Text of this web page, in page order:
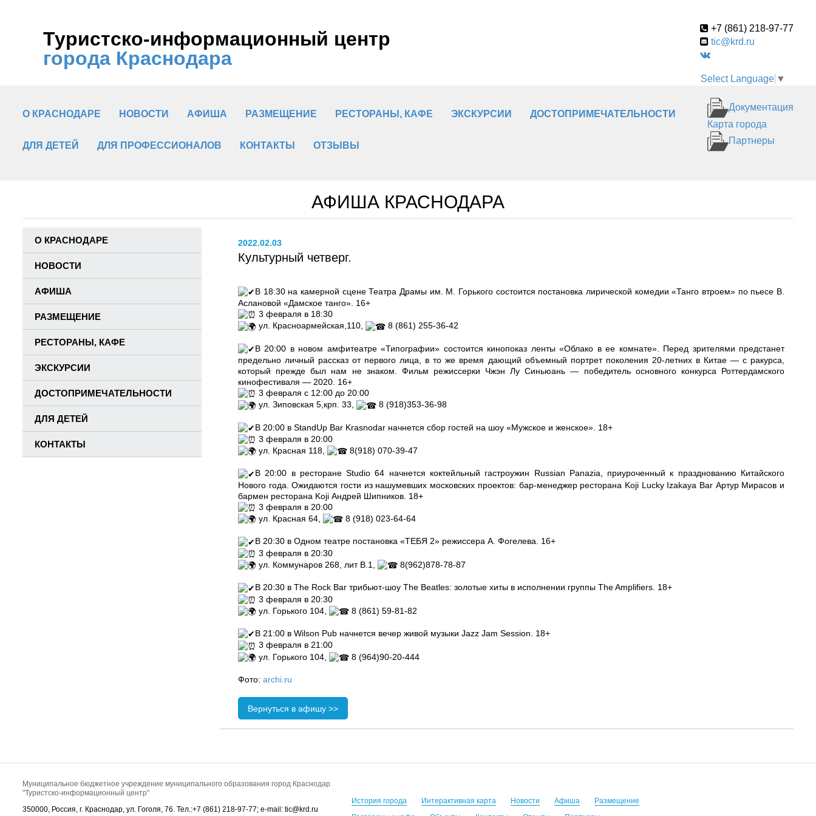
Туристско-информационный центр
города Краснодара
+7 (861) 218-97-77
tic@krd.ru
Select Language ▼
О КРАСНОДАРЕ НОВОСТИ АФИША РАЗМЕЩЕНИЕ РЕСТОРАНЫ, КАФЕ ЭКСКУРСИИ ДОСТОПРИМЕЧАТЕЛЬНОСТИ
ДЛЯ ДЕТЕЙ ДЛЯ ПРОФЕССИОНАЛОВ КОНТАКТЫ ОТЗЫВЫ
Документация
Карта города
Партнеры
АФИША КРАСНОДАРА
О КРАСНОДАРЕ
НОВОСТИ
АФИША
РАЗМЕЩЕНИЕ
РЕСТОРАНЫ, КАФЕ
ЭКСКУРСИИ
ДОСТОПРИМЕЧАТЕЛЬНОСТИ
ДЛЯ ДЕТЕЙ
КОНТАКТЫ
2022.02.03
Культурный четверг.
В 18:30 на камерной сцене Театра Драмы им. М. Горького состоится постановка лирической комедии «Танго втроем» по пьесе В.
Аслановой «Дамское танго». 16+
3 февраля в 18:30
ул. Красноармейская,110,
8 (861) 255-36-42
В 20:00 в новом амфитеатре «Типографии» состоится кинопоказ ленты «Облако в ее комнате». Перед зрителями предстанет
предельно личный рассказ от первого лица, в то же время дающий объемный портрет поколения 20-летних в Китае — с ракурса,
который прежде был нам не знаком. Фильм режиссерки Чжэн Лу Синьюань — победитель основного конкурса Роттердамского
кинофестиваля — 2020. 16+
3 февраля с 12:00 до 20:00
ул. Зиповская 5,крп. 33,
8 (918)353-36-98
В 20:00 в StandUp Bar Krasnodar начнется сбор гостей на шоу «Мужское и женское». 18+
3 февраля в 20:00
ул. Красная 118,
8(918) 070-39-47
В 20:00 в ресторане Studio 64 начнется коктейльный гастроужин Russian Panazia, приуроченный к празднованию Китайского
Нового года. Ожидаются гости из нашумевших московских проектов: бар-менеджер ресторана Koji Lucky Izakaya Bar Артур Мирасов и
бармен ресторана Koji Андрей Шипников. 18+
3 февраля в 20:00
ул. Красная 64,
8 (918) 023-64-64
В 20:30 в Одном театре постановка «ТЕБЯ 2» режиссера А. Фогелева. 16+
3 февраля в 20:30
ул. Коммунаров 268, лит В.1,
8(962)878-78-87
В 20:30 в The Rock Bar трибьют-шоу The Beatles: золотые хиты в исполнении группы The Amplifiers. 18+
3 февраля в 20:30
ул. Горького 104,
8 (861) 59-81-82
В 21:00 в Wilson Pub начнется вечер живой музыки Jazz Jam Session. 18+
3 февраля в 21:00
ул. Горького 104,
8 (964)90-20-444
Фото: archi.ru
Вернуться в афишу >>
История города Интерактивная карта Новости Афиша
Размещение
Муниципальное бюджетное учреждение муниципального образования город Краснодар
"Туристско-информационный центр"
350000, Россия, г. Краснодар, ул. Гоголя, 76. Тел.:+7 (861) 218-97-77; e-mail: tic@krd.ru